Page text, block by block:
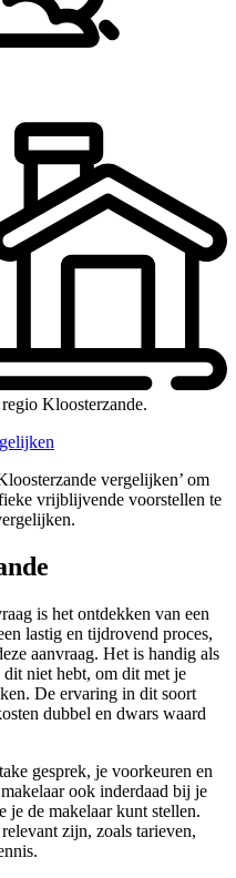
Kloosterzande.
vergelijken’ om
vrijblijvende voorstellen te
is het ontdekken van een
lastig en tijdrovend proces,
aanvraag. Het is handig als
niet hebt, om dit met je
De ervaring in dit soort
dubbel en dwars waard
gesprek, je voorkeuren en
ook inderdaad bij je
je de makelaar kunt stellen.
zijn, zoals tarieven,